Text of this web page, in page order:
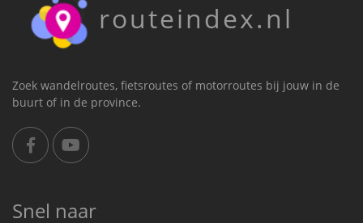
routeindex.nl
Zoek wandelroutes, fietsroutes of motorroutes bij jouw in de
buurt of in de province.
Snel naar